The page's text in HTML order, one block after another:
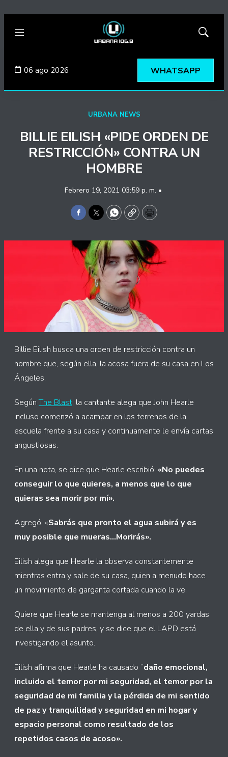
Menú
Mostrar
06 ago 2026 WHATSAPP
URBANA NEWS
BILLIE EILISH «PIDE ORDEN DE
RESTRICCIÓN» CONTRA UN
HOMBRE
Febrero 19, 2021 03:59 p. m. •
Facebook
TwitterWhatsApp
CopyPrint
Billie Eilish busca una orden de restricción contra un
hombre que, según ella, la acosa fuera de su casa en Los
Ángeles.
SegúnThe Blast, la cantante alega que John Hearle
incluso comenzó a acampar en los terrenos de la
escuela frente a su casa y continuamente le envía cartas
angustiosas.
En una nota, se dice que Hearle escribió: «No puedes
conseguir lo que quieres, a menos que lo que
quieras sea morir por mí».
Agregó: «Sabrás que pronto el agua subirá y es
muy posible que mueras…Morirás».
Eilish alega que Hearle la observa constantemente
mientras entra y sale de su casa, quien a menudo hace
un movimiento de garganta cortada cuando la ve.
Quiere que Hearle se mantenga al menos a 200 yardas
de ella y de sus padres, y se dice que el LAPD está
investigando el asunto.
Eilish afirma que Hearle ha causado “daño emocional,
incluido el temor por mi seguridad, el temor por la
seguridad de mi familia y la pérdida de mi sentido
de paz y tranquilidad y seguridad en mi hogar y
espacio personal como resultado de los
repetidos casos de acoso».